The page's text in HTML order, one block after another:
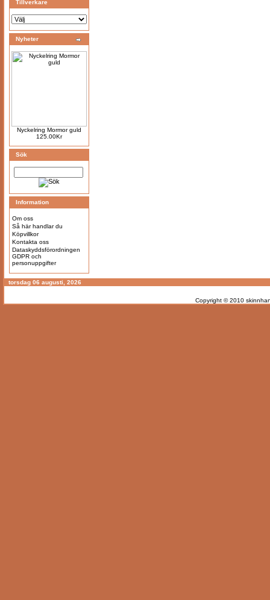
Tillverkare
Nyheter
Nyckelring Mormor guld
125.00Kr
Sök
Information
Om oss
Så här handlar du
Köpvillkor
Kontakta oss
Dataskyddsförordningen
GDPR och
personuppgifter
torsdag 06 augusti, 2026
Copyright © 2010